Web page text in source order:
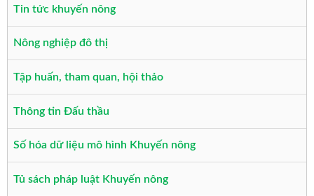
Tin tức khuyến nông
Nông nghiệp đô thị
Tập huấn, tham quan, hội thảo
Thông tin Đấu thầu
Số hóa dữ liệu mô hình Khuyến nông
Tủ sách pháp luật Khuyến nông